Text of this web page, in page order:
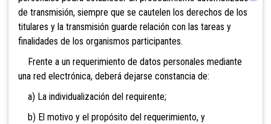
de transmisión, siempre que se cautelen los derechos de los
titulares y la transmisión guarde relación con las tareas y
finalidades de los organismos participantes.
Frente a un requerimiento de datos personales mediante
una red electrónica, deberá dejarse constancia de:
a) La individualización del requirente;
b) El motivo y el propósito del requerimiento, y